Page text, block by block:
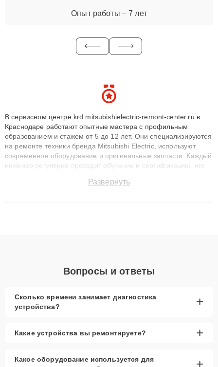
Опыт работы – 7 лет
В сервисном центре krd.mitsubishielectric-remont-center.ru в
Краснодаре работают опытные мастера с профильным
образованием и стажем от 5 до 12 лет. Они специализируются
на ремонте техники бренда Mitsubishi Electric, используют
современное оборудование и оригинальные запчасти. Каждый
инженер регулярно проходит обучение и сертификацию, что
восстанавливать технику с сохранением гарантии до 3 лет.
Развернуть
Вопросы и ответы
Сколько времени занимает диагностика
устройства?
+
Какие устройства вы ремонтируете? +
Какое оборудование используется для
+